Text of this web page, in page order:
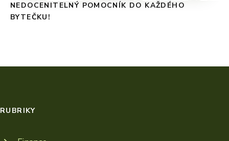
NEDOCENITELNÝ POMOCNÍK DO KAŽDÉHO
BYTEČKU!
RUBRIKY